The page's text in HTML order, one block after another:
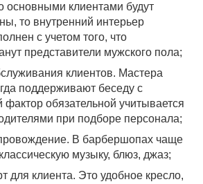
основными клиентами будут
то внутренний интерьер
с учетом того, что
представители мужского пола;
клиентов. Мастера
поддерживают беседу с
фактор обязательной учитывается
при подборе персонала;
В барбершопах чаще
музыку, блюз, джаз;
для клиента. Это удобное кресло,